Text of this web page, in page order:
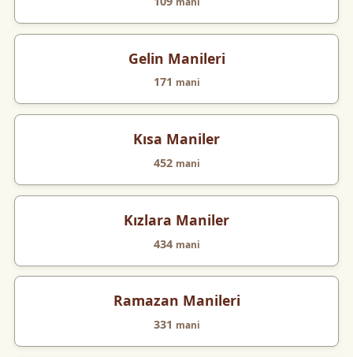
Gelin Manileri
171 mani
Kısa Maniler
452 mani
Kızlara Maniler
434 mani
Ramazan Manileri
331 mani